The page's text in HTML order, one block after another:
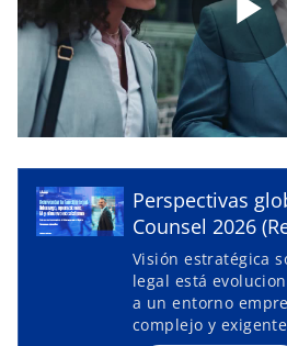
P
l
a
Perspectivas
Counsel 2026
Visión estratégica
legal está
a un entorno
complejo y
s
e
a
r
e
e
n
u
n
a